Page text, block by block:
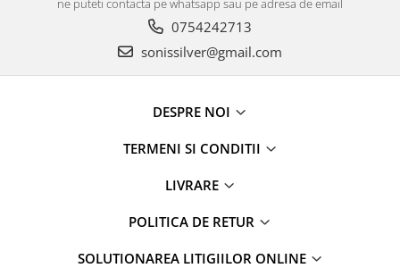
ne puteti contacta pe whatsapp sau pe adresa de email
0754242713
sonissilver@gmail.com
DESPRE NOI
TERMENI SI CONDITII
LIVRARE
POLITICA DE RETUR
SOLUTIONAREA LITIGIILOR ONLINE